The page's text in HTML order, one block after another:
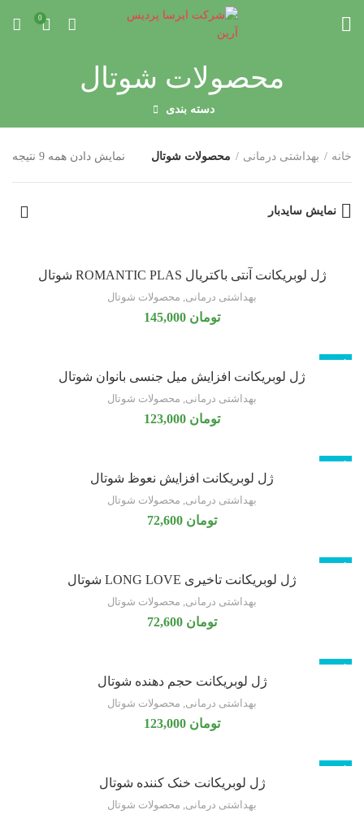
0
محصولات شوتال
دسته بندی
خانه بهداشتی درمانی محصولات شوتال نمایش دادن همه 9 نتیجه
نمایش سایدبار
ژل لوبریکانت آنتی باکتریال ROMANTIC PLAS شوتال
بهداشتی درمانی, محصولات شوتال
تومان
ناموجود
ژل لوبریکانت افزایش میل جنسی بانوان شوتال
بهداشتی درمانی, محصولات شوتال
تومان
ناموجود
ژل لوبریکانت افزایش نعوظ شوتال
بهداشتی درمانی, محصولات شوتال
تومان
ناموجود
ژل لوبریکانت تاخیری LONG LOVE شوتال
بهداشتی درمانی, محصولات شوتال
تومان
ناموجود
ژل لوبریکانت حجم دهنده شوتال
بهداشتی درمانی, محصولات شوتال
تومان
ناموجود
ژل لوبریکانت خنک کننده شوتال
بهداشتی درمانی, محصولات شوتال